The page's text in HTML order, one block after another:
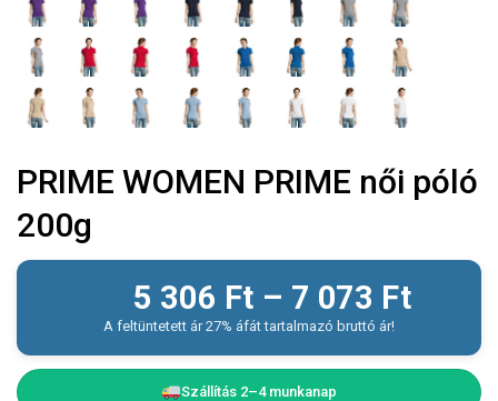
PRIME WOMEN PRIME női póló
200g
5 306 Ft – 7 073 Ft
A feltüntetett ár 27% áfát tartalmazó bruttó ár!
Szállítás 2–4 munkanap